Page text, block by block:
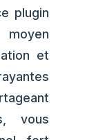
plugin
et
vous